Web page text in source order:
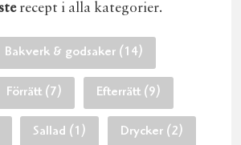
recept i alla kategorier.
Bakverk & godsaker (14)
Förrätt (7) Efterrätt (9)
Sallad (1) Drycker (2)